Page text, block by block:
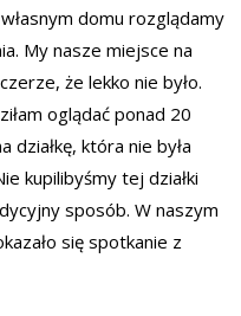
domu rozglądamy
My nasze miejsce na
że lekko nie było.
oglądać ponad 20
działkę, która nie była
kupilibyśmy tej działki
sposób. W naszym
się spotkanie z